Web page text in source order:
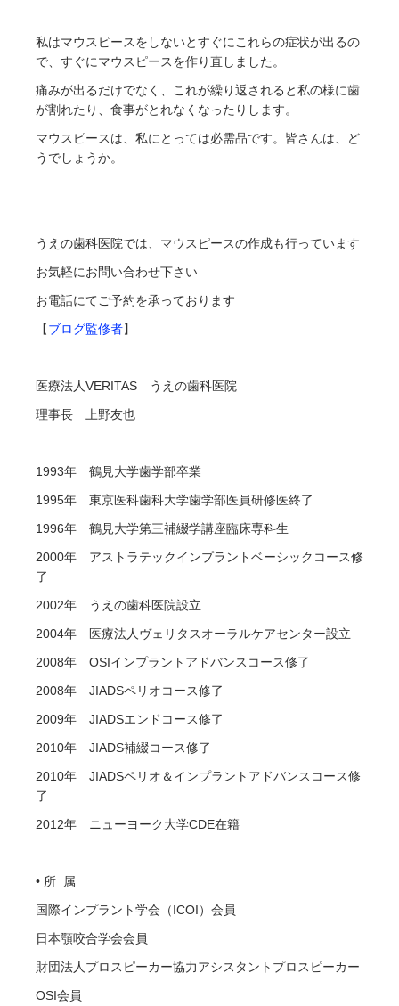
私はマウスピースをしないとすぐにこれらの症状が出るの
で、すぐにマウスピースを作り直しました。
痛みが出るだけでなく、これが繰り返されると私の様に歯
が割れたり、食事がとれなくなったりします。
マウスピースは、私にとっては必需品です。皆さんは、ど
うでしょうか。
うえの歯科医院では、マウスピースの作成も行っています
お気軽にお問い合わせ下さい
お電話にてご予約を承っております
【ブログ監修者】
医療法人VERITAS うえの歯科医院
理事長 上野友也
1993年 鶴見大学歯学部卒業
1995年 東京医科歯科大学歯学部医員研修医終了
1996年 鶴見大学第三補綴学講座臨床専科生
2000年 アストラテックインプラントベーシックコース修
了
2002年 うえの歯科医院設立
2004年 医療法人ヴェリタスオーラルケアセンター設立
2008年 OSIインプラントアドバンスコース修了
2008年 JIADSペリオコース修了
2009年 JIADSエンドコース修了
2010年 JIADS補綴コース修了
2010年 JIADSペリオ＆インプラントアドバンスコース修
了
2012年 ニューヨーク大学CDE在籍
• 所 属
国際インプラント学会（ICOI）会員
日本顎咬合学会会員
財団法人プロスピーカー協力アシスタントプロスピーカー
OSI会員